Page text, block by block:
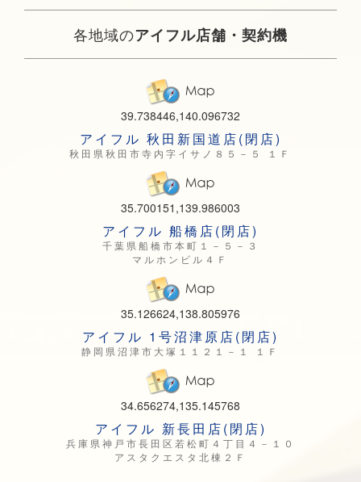
各地域のアイフル店舗・契約機
39.738446,140.096732
アイフル 秋田新国道店(閉店)
秋田県秋田市寺内字イサノ８５－５ １Ｆ
35.700151,139.986003
アイフル 船橋店(閉店)
千葉県船橋市本町１－５－３
マルホンビル４Ｆ
35.126624,138.805976
アイフル 1号沼津原店(閉店)
静岡県沼津市大塚１１２１－１ １Ｆ
34.656274,135.145768
アイフル 新長田店(閉店)
兵庫県神戸市長田区若松町４丁目４－１０
アスタクエスタ北棟２Ｆ